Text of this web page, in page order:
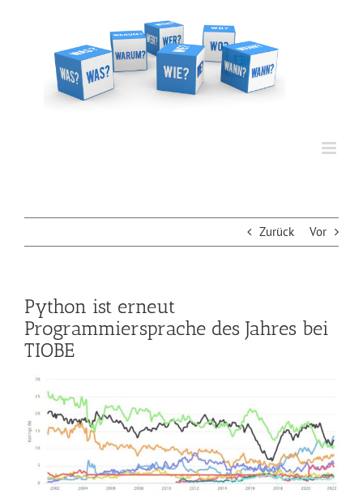
Zurück Vor
Python ist erneut
Programmiersprache des Jahres bei
TIOBE